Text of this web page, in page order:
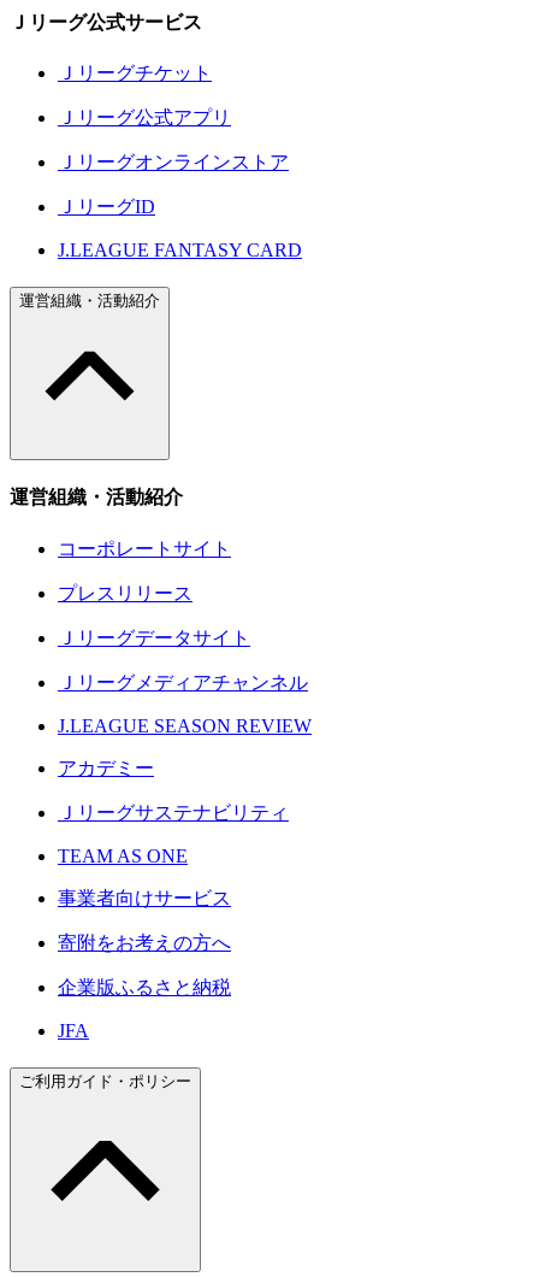
Ｊリーグ公式サービス
Ｊリーグチケット
Ｊリーグ公式アプリ
Ｊリーグオンラインストア
ＪリーグID
J.LEAGUE FANTASY CARD
運営組織・活動紹介
運営組織・活動紹介
コーポレートサイト
プレスリリース
Ｊリーグデータサイト
Ｊリーグメディアチャンネル
J.LEAGUE SEASON REVIEW
アカデミー
Ｊリーグサステナビリティ
TEAM AS ONE
事業者向けサービス
寄附をお考えの方へ
企業版ふるさと納税
JFA
ご利用ガイド・ポリシー